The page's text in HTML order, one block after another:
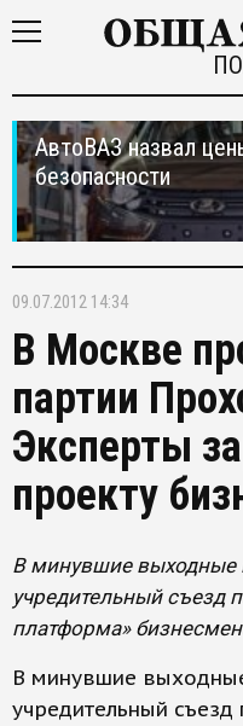
АвтоВАЗ назвал
безопасности
09.07.2012 14:34
В Москве
партии
Эксперты
проекту
В минувшие выходные
учредительный съезд
платформа»
В минувшие
учредительный съезд